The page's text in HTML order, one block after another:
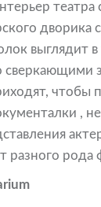
театра
дворика
выглядит
сверкающими
чтобы
,
разного рода